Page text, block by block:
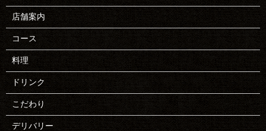
店舗案内
コース
料理
ドリンク
こだわり
デリバリー